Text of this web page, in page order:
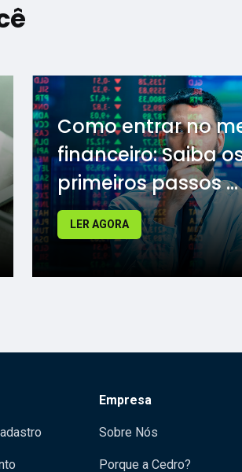
Como entrar no
financeiro: Saiba
primeiros passos ...
LER AGORA
Empresa
Sobre Nós
Porque a Cedro?